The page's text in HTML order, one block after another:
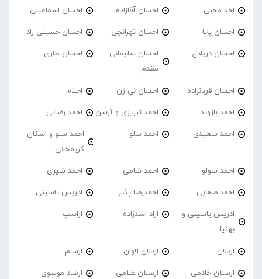
احد محبی احسان آقازاده احسان اسماعیلی
احسان پایا احسان تهرانچی احسان حسینی راد
احسان دریادل
احسان سلیمانی
مقدم
احسان طاری
احسان قربانزاده احسان نی زن احلام
احمد بازوند احمد تبریزی و آرسن احمد‌ رضایی
احمد سعیدی احمد سلو
احمد سلو و اشکان
کریمخانی
احمد سولو احمد شامی احمد شیری
احمد صفایی احمدرضا پذیر ادریس یاسینی
ادریس یاسینی و
بهنیا
اراد اسدزاده اراسپ
اردلان اردلان لاوان ارسام
ارسلان خادمی ارسلان غلامی ارشاد موسوی